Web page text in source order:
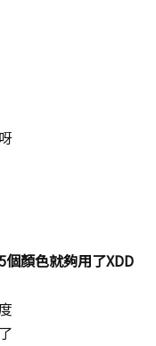
顏色就夠用了XDD